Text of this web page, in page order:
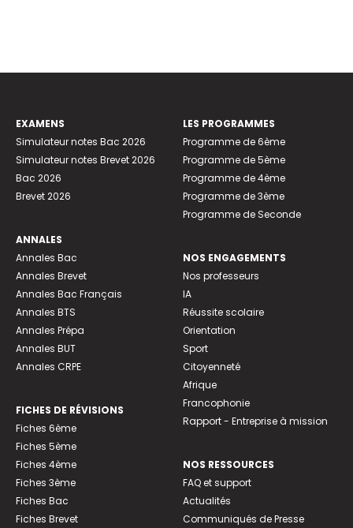
EXAMENS
Simulateur notes Bac 2026
Simulateur notes Brevet 2026
Bac 2026
Brevet 2026
ANNALES
Annales Bac
Annales Brevet
Annales Bac Français
Annales BTS
Annales Prépa
Annales BUT
Annales CRPE
FICHES DE RÉVISIONS
Fiches 6ème
Fiches 5ème
Fiches 4ème
Fiches 3ème
Fiches Bac
Fiches Brevet
LES PROGRAMMES
Programme de 6ème
Programme de 5ème
Programme de 4ème
Programme de 3ème
Programme de Seconde
NOS ENGAGEMENTS
Nos professeurs
IA
Réussite scolaire
Orientation
Sport
Citoyenneté
Afrique
Francophonie
Rapport - Entreprise à mission
NOS RESSOURCES
FAQ et support
Actualités
Communiqués de Presse